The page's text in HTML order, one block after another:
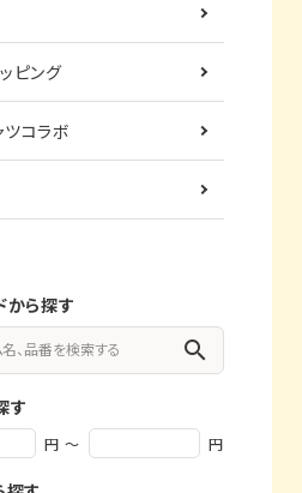
ピング
コラボ
から探す
search
す
円 ～ 円